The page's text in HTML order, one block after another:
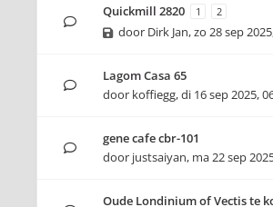
Quickmill 2820 1 2
door Dirk Jan,zo 28 sep
Lagom Casa 65
door koffiegg,di 16 sep 2025,
gene cafe cbr-101
door justsaiyan, ma 22 sep
Oude Londinium of Vectis te